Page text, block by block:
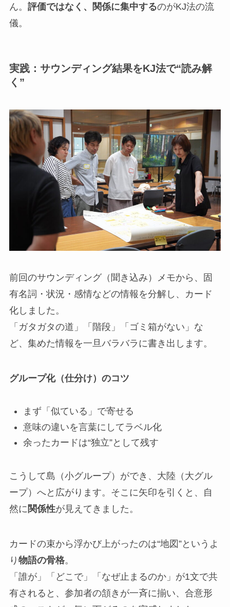
ん。 評価ではなく、関係に集中するのがKJ法の流
儀。
実践：サウンディング結果をKJ法で“読み解
く”
前回のサウンディング（聞き込み）メモから、固
有名詞・状況・感情などの情報を分解し、カード
化しました。
「ガタガタの道」「階段」「ゴミ箱がない」な
ど、集めた情報を一旦バラバラに書き出します。
グループ化（仕分け）のコツ
まず「似ている」で寄せる
意味の違いを言葉にしてラベル化
余ったカードは“独立”として残す
こうして島（小グループ）ができ、大陸（大グル
ープ）へと広がります。そこに矢印を引くと、自
然に関係性が見えてきました。
カードの束から浮かび上がったのは“地図”というよ
り 物語の骨格。
「誰が」「どこで」「なぜ止まるのか」が1文で共
有されると、参加者の頷きが一斉に揃い、合意形